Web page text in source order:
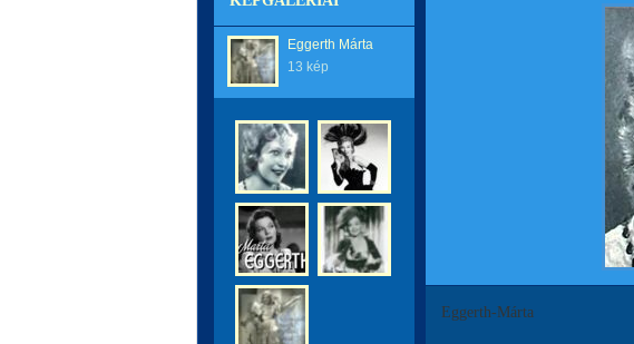
Eggerth Márta
13 kép
Eggerth-Márta